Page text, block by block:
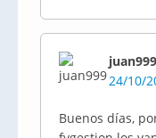
juan999
24/10/
Buenos días,